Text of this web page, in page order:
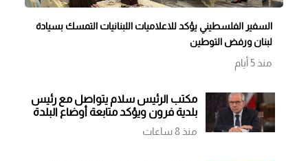
السفير الفلسطيني يؤكد للاعلاميات اللبنانيات التمسك بسيادة
لبنان ورفض التوطين
منذ 5 أيام
مكتب الرئيس سلام يتواصل مع رئيس
بلدية فرون ويؤكد متابعة أوضاع البلدة
منذ 8 ساعات